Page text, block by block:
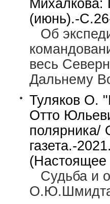
Михалкова:
(июнь).-
Об
весь
Дальнему
Туляков О.
Отто
полярника/
газета.-
(Настоящее
Судьба и